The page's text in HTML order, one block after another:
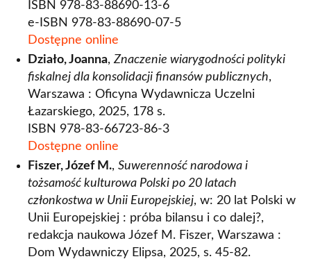
ISBN 978-83-88690-13-6
e-ISBN 978-83-88690-07-5
Dostępne online
Działo, Joanna,Znaczenie wiarygodności polityki
fiskalnej dla konsolidacji finansów publicznych,
Warszawa : Oficyna Wydawnicza Uczelni
Łazarskiego, 2025, 178 s.
ISBN 978-83-66723-86-3
Dostępne online
Fiszer, Józef M., Suwerenność narodowa i
tożsamość kulturowa Polski po 20 latach
członkostwa w Unii Europejskiej, w: 20 lat Polski w
Unii Europejskiej : próba bilansu i co dalej?,
redakcja naukowa Józef M. Fiszer, Warszawa :
Dom Wydawniczy Elipsa, 2025, s. 45-82.